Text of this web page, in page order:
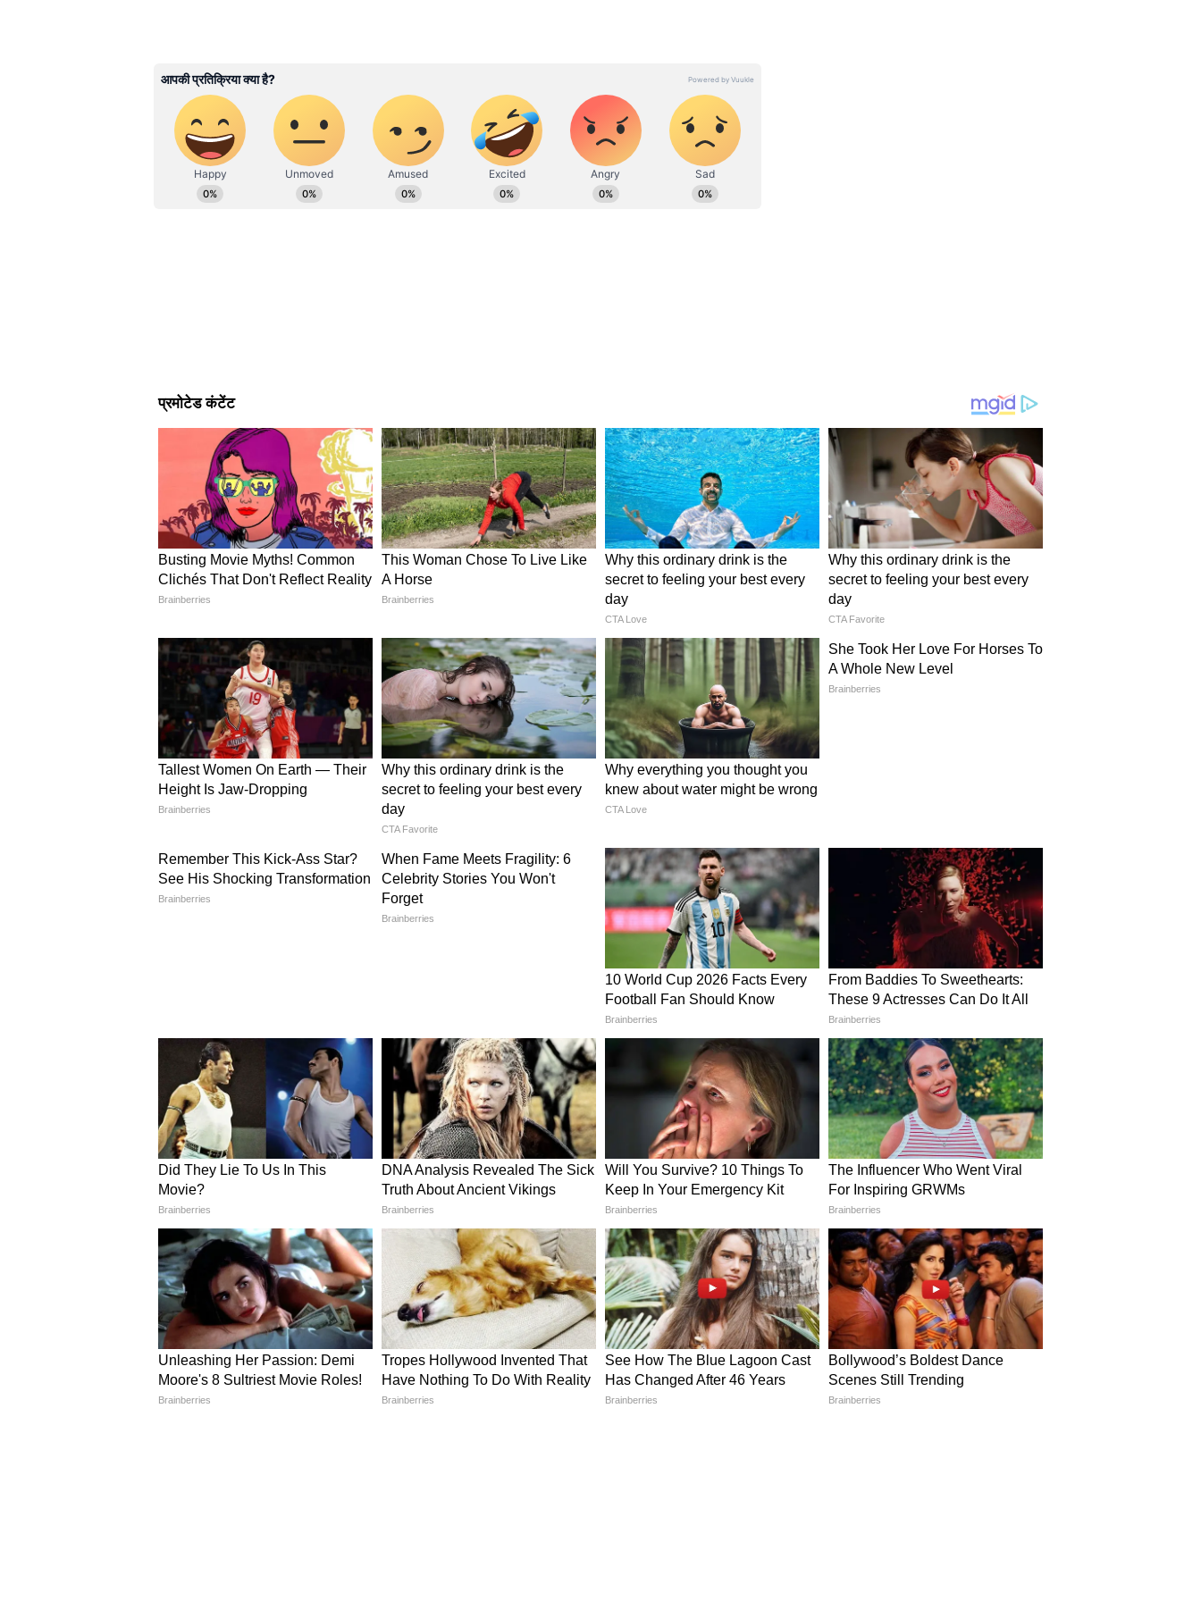
के कारण बेहद आकर्षक लगता है। स्टेशन का लुक किसी महल जैसा दिखाई देता है, जो पर्यटकों को
पहली नजर में ही प्रभावित कर देता है।
गांधीनगर कैपिटल रेलवे स्टेशन
यह भारत का पहला ऐसा रेलवे स्टेशन है जिसके ऊपर फाइव स्टार होटल बनाया गया है। स्टेशन में
एयरपोर्ट जैसी सुविधाएं, एस्केलेटर, फूड कोर्ट और आधुनिक लाउंज मौजूद हैं। इसकी हाईटेक
डिजाइन इसे देश के सबसे लग्जरी रेलवे स्टेशनों में शामिल करती है।
इसे भी पढ़ें-
Mothers Day 2026 Travel: पहाड़ों की वादियां, बीच का सुकून या मंदिर का
चेन्नई सेंट्रल रेलवे स्टेशन
दक्षिण भारत का यह प्रमुख रेलवे स्टेशन अपनी लाल रंग की ब्रिटिशकालीन इमारत और बेहतरीन
सुविधाओं के लिए जाना जाता है। यहां रोजाना हजारों यात्री सफर करते हैं, लेकिन साफ-सफाई और
व्यवस्थाएं इसे खास बनाती हैं।
हावड़ा जंक्शन
भारत के सबसे व्यस्त रेलवे स्टेशनों में शामिल हावड़ा जंक्शन अपनी विशाल संरचना और आधुनिक
सुविधाओं के लिए मशहूर है। स्टेशन का ऐतिहासिक महत्व भी काफी खास माना जाता है।
बिलासपुर रेलवे स्टेशन
बिलासपुर रेलवे स्टेशन अपनी स्वच्छता और बेहतर मैनेजमेंट के लिए जाना जाता है। यहां यात्रियों को
डिजिटल सुविधाओं के साथ आरामदायक माहौल मिलता है। स्टेशन की साफ-सफाई इसे देश के
कर्नाटक का बदामी रेलवे स्टेशन अपनी शांत सुंदरता और पारंपरिक डिजाइन के कारण खास पहचान
रखता है। आसपास की ऐतिहासिक गुफाएं और लाल पत्थरों की वास्तुकला स्टेशन को बेहद आकर्षक
बनाती हैं।
इसे भी पढ़ें- जाम से बचकर कैसे पहुंचें शिमला-मसूरी? दिल्ली से कब निकलें ताकि भीड़ से बच
सकें
से संपर्क किया जा सकता है।